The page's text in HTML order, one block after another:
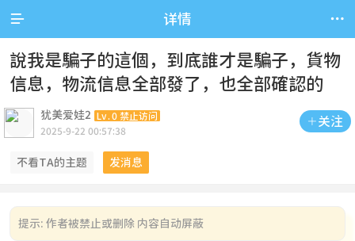
 详情 
說我是騙子的這個，到底誰才是騙子，貨物
信息，物流信息全部發了，也全部確認的
 关注
犹美爱娃2
Lv.0 禁止访问
2025-9-22 00:57:38
不看TA的主题 发消息
提示: 作者被禁止或删除 内容自动屏蔽